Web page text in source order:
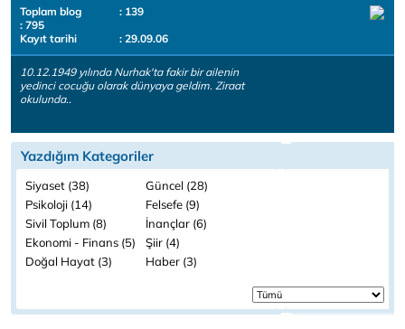
Toplam blog
: 139
: 795
Kayıt tarihi
: 29.09.06
10.12.1949 yılında Nurhak'ta fakir bir ailenin
yedinci cocuğu olarak dünyaya geldim. Ziraat
okulunda..
Yazdığım Kategoriler
Siyaset (38)
Güncel (28)
Psikoloji (14)
Felsefe (9)
Sivil Toplum (8)
İnançlar (6)
Ekonomi - Finans (5)
Şiir (4)
Doğal Hayat (3)
Haber (3)